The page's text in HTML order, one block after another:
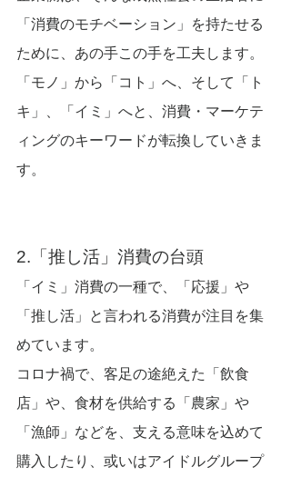
「消費のモチベーション」を持たせる
ために、あの手この手を工夫します。
「モノ」から「コト」へ、そして「ト
キ」、「イミ」へと、消費・マーケテ
ィングのキーワードが転換していきま
す。
2.「推し活」消費の台頭
「イミ」消費の一種で、「応援」や
「推し活」と言われる消費が注目を集
めています。
コロナ禍で、客足の途絶えた「飲食
店」や、食材を供給する「農家」や
「漁師」などを、支える意味を込めて
購入したり、或いはアイドルグループ